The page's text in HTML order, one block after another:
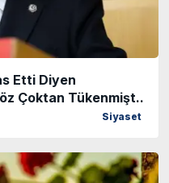
Etti Diyen
Çoktan Tükenmişt..
Siyaset